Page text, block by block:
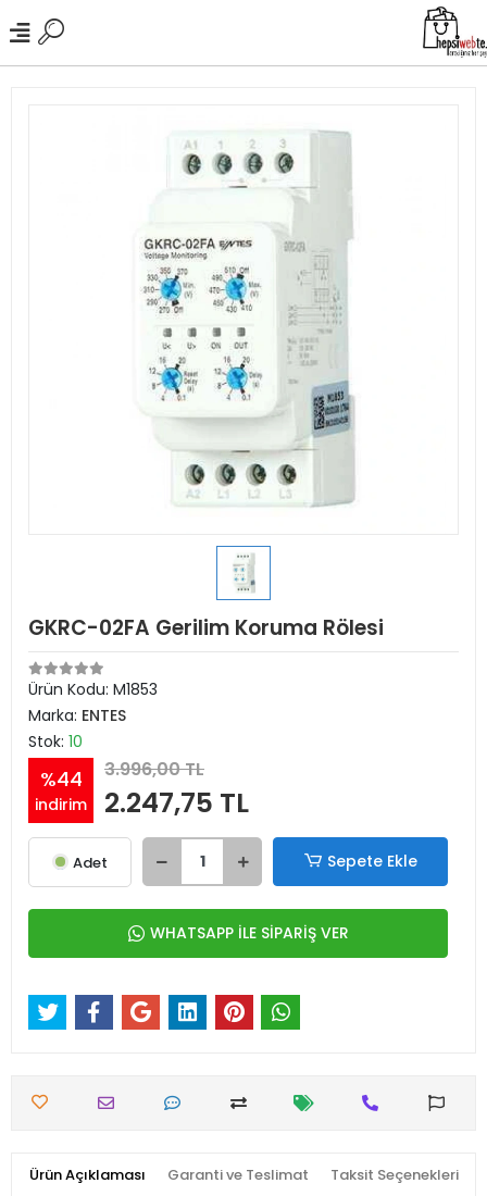
GKRC-02FA Gerilim Koruma Rölesi
Ürün Kodu: M1853
Marka: ENTES
Stok: 10
%44
indirim
3.996,00 TL
2.247,75 TL
Adet Sepete Ekle
WHATSAPP İLE SİPARİŞ VER
Ürün Açıklaması Garanti ve Teslimat Taksit Seçenekleri